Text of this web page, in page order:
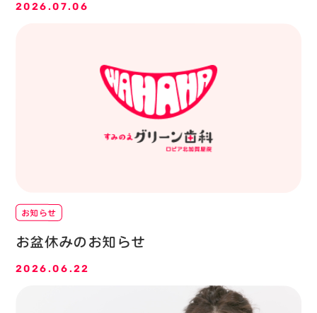
2026.07.06
お知らせ
お盆休みのお知らせ
2026.06.22